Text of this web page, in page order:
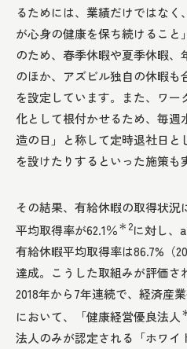
るためには、業績だけではな
が心身の健康を保ち続けること
のため、春季休暇や夏季休暇、
のほか、アズビル独自の休暇も
を設定しています。また、ワ
化として根付かせるため、毎
造の日」と称して定時退社日と
を設けたりするといった施策も
その結果、有給休暇の取得状
平均取得率が62.1％＊2に対し、
有給休暇平均取得率は86.7%（
達成。こうした取組みが評価さ
2018年から7年連続で、経済産
において、「健康経営優良法人
法人のみが認定される「ホワイ